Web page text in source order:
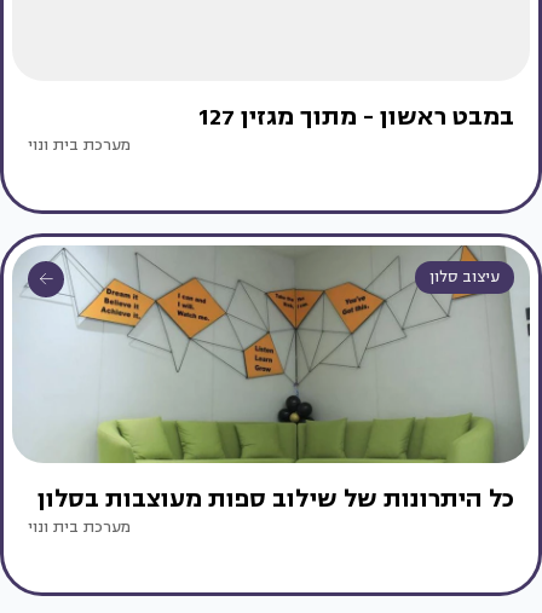
במבט ראשון - מתוך מגזין 127
מערכת בית ונוי
עיצוב סלון
כל היתרונות של שילוב ספות מעוצבות בסלון
מערכת בית ונוי